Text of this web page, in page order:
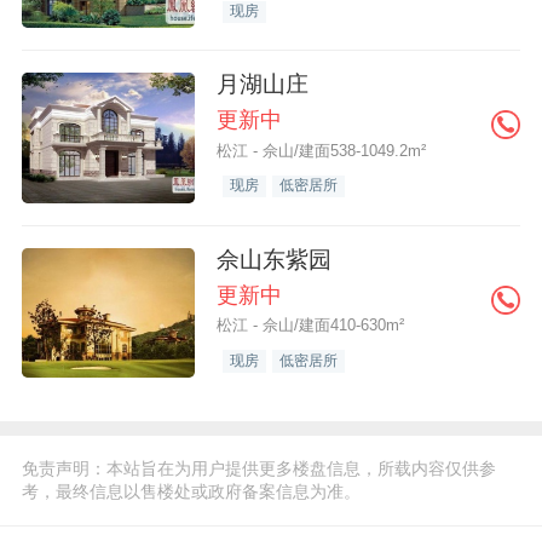
现房
月湖山庄
更新中
松江 - 佘山/建面538-1049.2m²
现房 低密居所
佘山东紫园
更新中
松江 - 佘山/建面410-630m²
现房 低密居所
免责声明：本站旨在为用户提供更多楼盘信息，所载内容仅供参
考，最终信息以售楼处或政府备案信息为准。